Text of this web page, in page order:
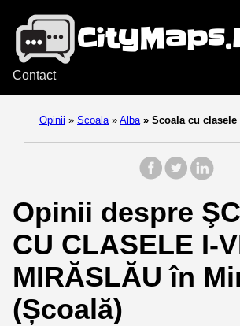
Contact
Opinii » Scoala » Alba » Scoala cu
Opinii despre
CU CLASELE I-
MIRĂSLĂU în
(Școală)